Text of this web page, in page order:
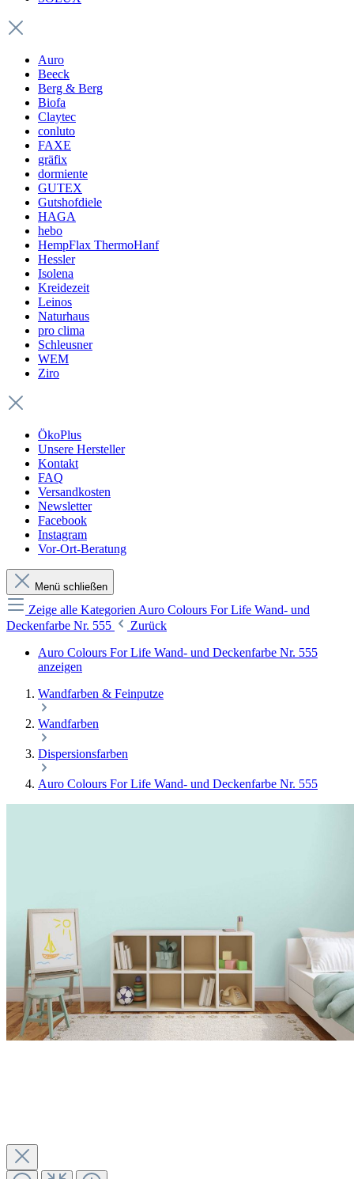
Auro
Beeck
Berg & Berg
Biofa
Claytec
conluto
FAXE
gräfix
dormiente
GUTEX
Gutshofdiele
HAGA
hebo
HempFlax ThermoHanf
Hessler
Isolena
Kreidezeit
Leinos
Naturhaus
pro clima
Schleusner
WEM
Ziro
ÖkoPlus
Unsere Hersteller
Kontakt
FAQ
Versandkosten
Newsletter
Facebook
Instagram
Vor-Ort-Beratung
Menü schließen
Zeige alle Kategorien Auro Colours For Life Wand- und
Deckenfarbe Nr. 555
Zurück
Auro Colours For Life Wand- und Deckenfarbe Nr. 555
anzeigen
Wandfarben & Feinputze
Wandfarben
Dispersionsfarben
Auro Colours For Life Wand- und Deckenfarbe Nr. 555